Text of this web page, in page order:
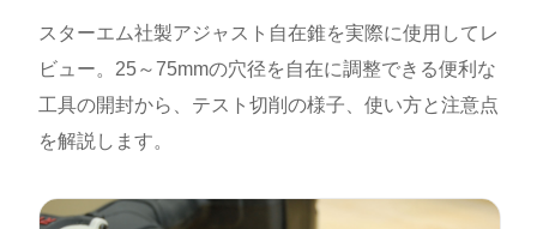
スターエム社製アジャスト自在錐を実際に使用してレ
ビュー。25～75mmの穴径を自在に調整できる便利な
工具の開封から、テスト切削の様子、使い方と注意点
を解説します。